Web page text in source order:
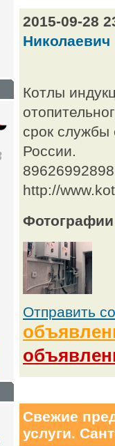
2015-09-28
Николаевич
Котлы
срок службы
России.
http://
Отправить
Свежие
услуги.
Сайт с
от 6500 руб.